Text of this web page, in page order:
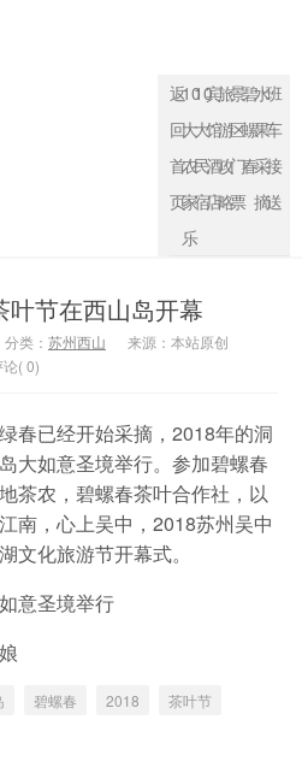
返
回
首
页
10
大
农
家
乐
10
大
民
宿
宾
馆
酒
店
旅
游
攻
略
景
区
门
票
碧
螺
春
水
果
采
摘
班
车
接
送
叶节在西山岛开幕
分类： 苏州西山
来源：本站原创
论( 0)
春已经开始采摘，2018年的洞
大如意圣境举行。参加碧螺春
茶农，碧螺春茶叶合作社，以
南，心上吴中，2018苏州吴中
文化旅游节开幕式。
意圣境举行
碧螺春 2018 茶叶节